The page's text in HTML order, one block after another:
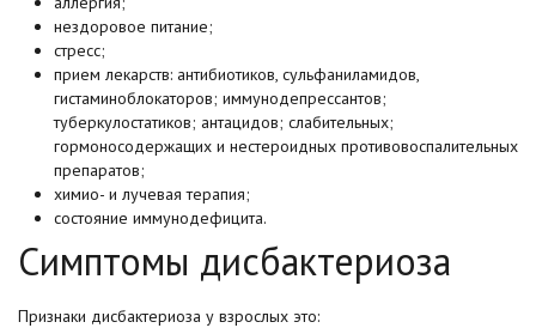
нездоровое питание;
стресс;
прием лекарств: антибиотиков, сульфаниламидов,
гистаминоблокаторов; иммунодепрессантов;
туберкулостатиков; антацидов; слабительных;
гормоносодержащих и нестероидных противовоспалительных
препаратов;
химио- и лучевая терапия;
состояние иммунодефицита.
Симптомы дисбактериоза
Признаки дисбактериоза у взрослых это: